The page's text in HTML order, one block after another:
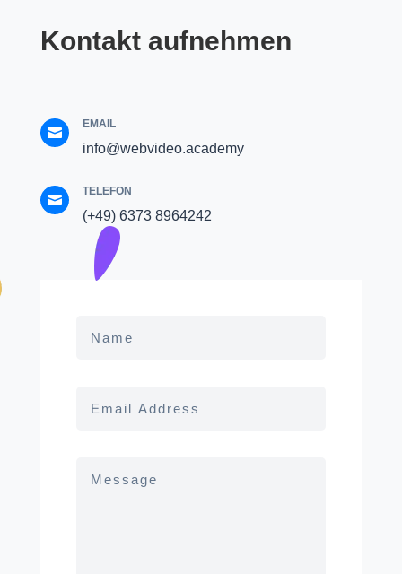
Kontakt aufnehmen

EMAIL
info@webvideo.academy

TELEFON
(+49) 6373 8964242